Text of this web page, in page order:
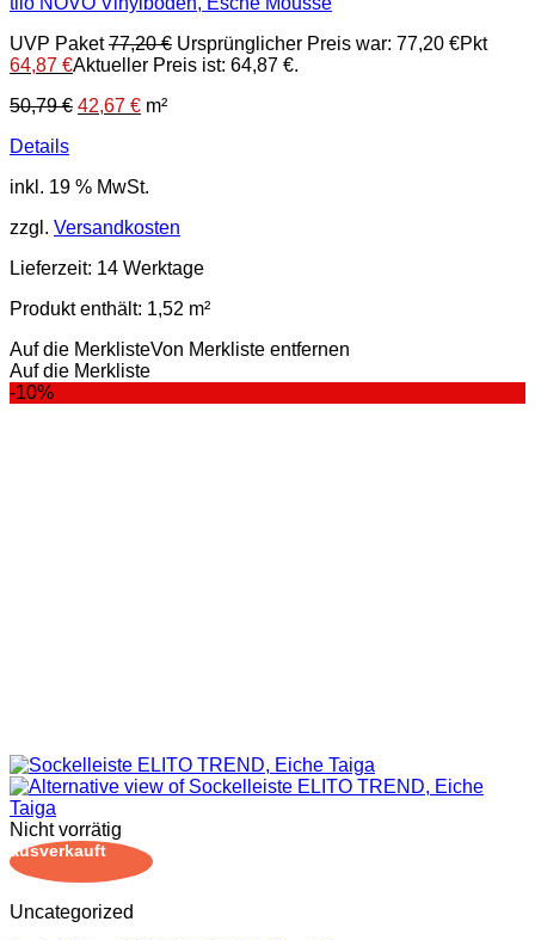
UVP Paket 77,20€ Ursprünglicher Preis war: 77,20 €Pkt
64,87 €Aktueller Preis ist: 64,87 €.
50,79€ 42,67 € m²
Details
inkl. 19 % MwSt.
zzgl. Versandkosten
Lieferzeit: 14 Werktage
Produkt enthält: 1,52 m²
Auf die MerklisteVon Merkliste entfernen
Auf die Merkliste
-10%
Nicht vorrätig
ausverkauft
Uncategorized